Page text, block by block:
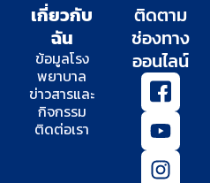
เกี่ยวกับ
ฉัน
ข้อมูลโรง
พยาบาล
ข่าวสารและ
กิจกรรม
ติดต่อเรา
ติดตาม
ช่องทาง
ออนไลน์
I
c
o
n
-
Y
o
u
t
u
I
n
s
t
a
T
w
i
t
t